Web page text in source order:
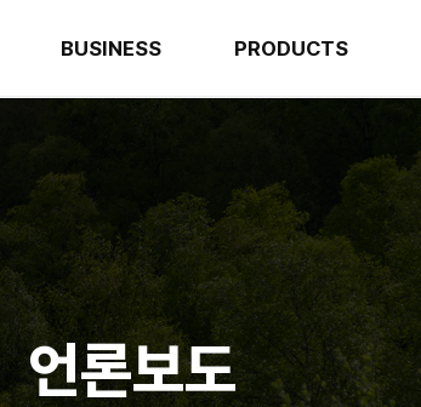
BUSINESS PRODUCTS
언론보도